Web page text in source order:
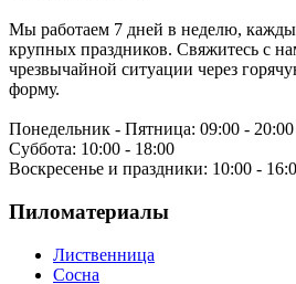
Мы работаем 7 дней в неделю,
крупных праздников. Свяжитесь с
чрезвычайной ситуации через
форму.
Понедельник - Пятница: 09:00 - 20:00
Суббота: 10:00 - 18:00
Воскресенье и праздники: 10:00 -
Пиломатериалы
Лиственница
Сосна